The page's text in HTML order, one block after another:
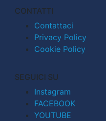
CONTATTI
Contattaci
Privacy Policy
Cookie Policy
SEGUICI SU
Instagram
FACEBOOK
YOUTUBE